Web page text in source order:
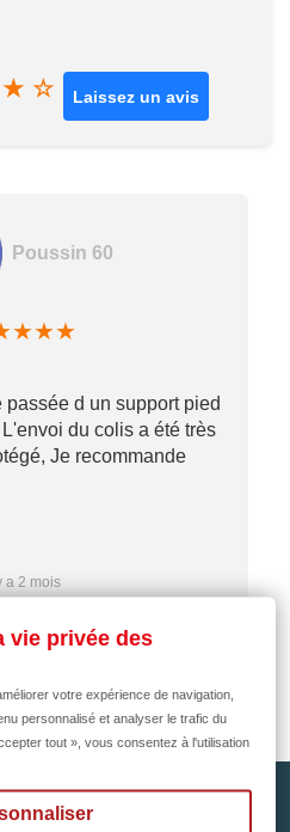
★ ☆ Laissez un avis
Poussin 60
★★★
passée d un support pied
du colis a été très
Je recommande
a 2 mois
vie privée des
votre expérience de navigation,
personnalisé et analyser le trafic du
tout », vous consentez à l'utilisation